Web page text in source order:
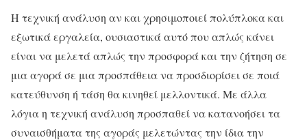
Η τεχνική ανάλυση αν και χρησιμοποιεί πολύπλοκα και
εξωτικά εργαλεία, ουσιαστικά αυτό που απλώς κάνει
είναι να μελετά απλώς την προσφορά και την ζήτηση σε
μια αγορά σε μια προσπάθεια να προσδιορίσει σε ποιά
κατεύθυνση ή τάση θα κινηθεί μελλοντικά. Με άλλα
λόγια η τεχνική ανάλυση προσπαθεί να κατανοήσει τα
συναισθήματα της αγοράς μελετώντας την ίδια την